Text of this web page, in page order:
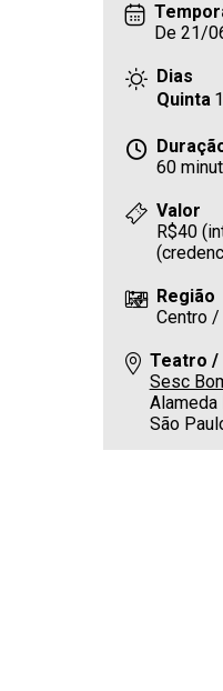
De 21/
Dias
Quinta
60
Valor
R$40
Região
Centro /
Teatro /
Sesc
Alameda
São